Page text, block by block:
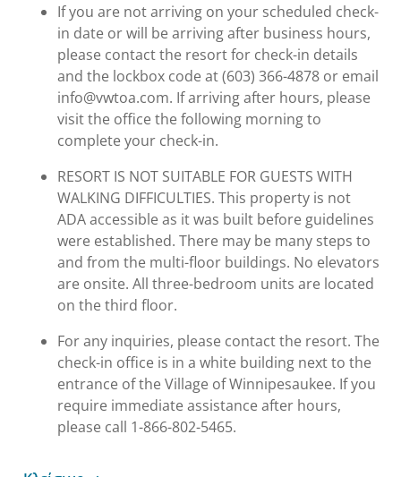
If you are not arriving on your scheduled check-
in date or will be arriving after business hours,
please contact the resort for check-in details
and the lockbox code at (603) 366-4878 or email
info@vwtoa.com. If arriving after hours, please
visit the office the following morning to
complete your check-in.
RESORT IS NOT SUITABLE FOR GUESTS WITH
WALKING DIFFICULTIES. This property is not
ADA accessible as it was built before guidelines
were established. There may be many steps to
and from the multi-floor buildings. No elevators
are onsite. All three-bedroom units are located
on the third floor.
For any inquiries, please contact the resort. The
check-in office is in a white building next to the
entrance of the Village of Winnipesaukee. If you
require immediate assistance after hours,
please call 1-866-802-5465.